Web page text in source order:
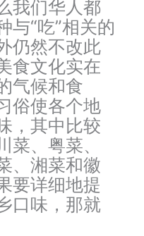
我们华人都
与“吃”相关的
仍然不改此
食文化实在
气候和食
俗使各个地
，其中比较
菜、粤菜、
、湘菜和徽
要详细地提
口味，那就